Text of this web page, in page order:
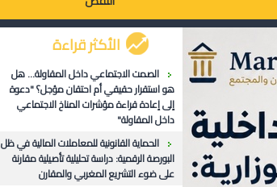
الأكثر قراءة
الصمت الاجتماعي داخل المقاولة... هل
هو استقرار حقيقي أم احتقان مؤجل؟ "دعوة
إلى إعادة قراءة مؤشرات المناخ الاجتماعي
داخل المقاولة"
الحماية القانونية للمعاملات المالية في ظل
البورصة الرقمية: دراسة تحليلية تأصيلية مقارنة
على ضوء التشريع المغربي والمقارن